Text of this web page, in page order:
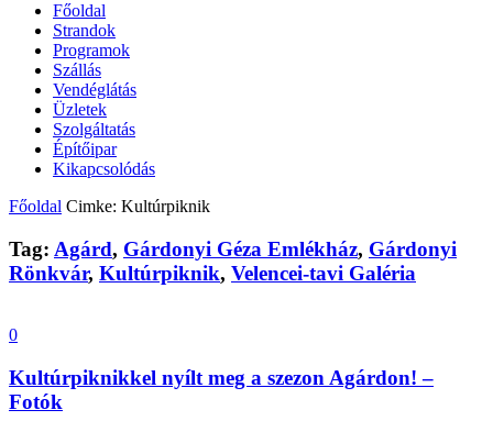
Főoldal
Strandok
Programok
Szállás
Vendéglátás
Üzletek
Szolgáltatás
Építőipar
Kikapcsolódás
Főoldal Cimke: Kultúrpiknik
Tag: Agárd, Gárdonyi Géza Emlékház, Gárdonyi
Rönkvár, Kultúrpiknik, Velencei-tavi Galéria
0
Kultúrpiknikkel nyílt meg a szezon Agárdon! –
Fotók